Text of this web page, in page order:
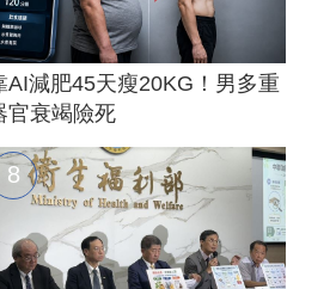
AI減肥45天瘦20KG！男多重
官衰竭險死